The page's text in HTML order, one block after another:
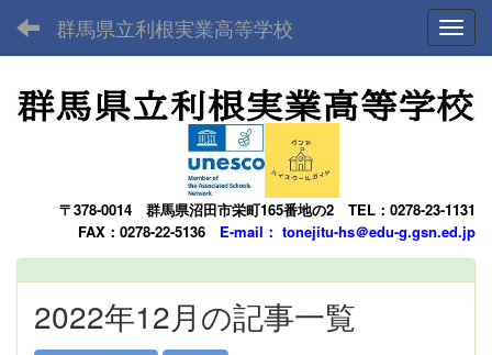
群馬県立利根実業高等学校
〒378-0014 群馬県沼田市栄町165番地の2 TEL：0278-23-1131
FAX：0278-22-5136 E-mail： tonejitu-hs＠edu-g.gsn.ed.jp
2022年12月の記事一覧